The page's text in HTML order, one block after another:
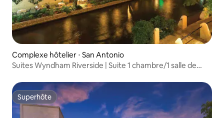
Complexe hôtelier ⋅ San Antonio
Suites Wyndham Riverside | Suite 1 chambre/1 salle de
Superhôte
Superhôte